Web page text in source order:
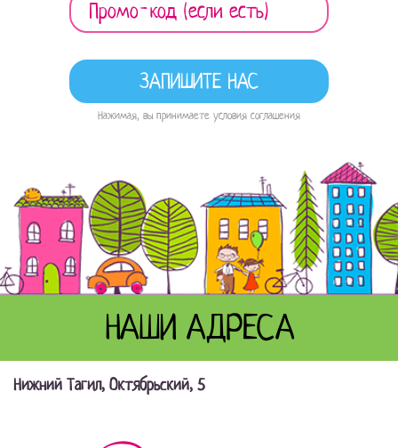
Нажимая, вы принимаете условия соглашения
НАШИ АДРЕСА
Нижний Тагил, Октябрьский, 5